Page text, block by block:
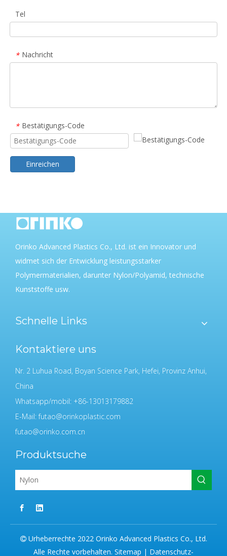
Tel
* Nachricht
* Bestätigungs-Code
Einreichen
Orinko Advanced Plastics Co., Ltd. ist ein Innovator und
widmet sich der Entwicklung leistungsstarker
Polymermaterialien, darunter Nylon/Polyamid, technische
Kunststoffe usw.
Schnelle Links
Kontaktiere uns
Nr. 2 Luhua Road, Boyan Science Park, Hefei, Provinz Anhui,
China
Whatsapp/mobil: +86-13013179882
E-Mail:futao@orinkoplastic.com
futao@orinko.com.cn
Produktsuche
Urheberrechte 2022 Orinko Advanced Plastics Co., Ltd.
Alle Rechte vorbehalten. Sitemap | Datenschutz-